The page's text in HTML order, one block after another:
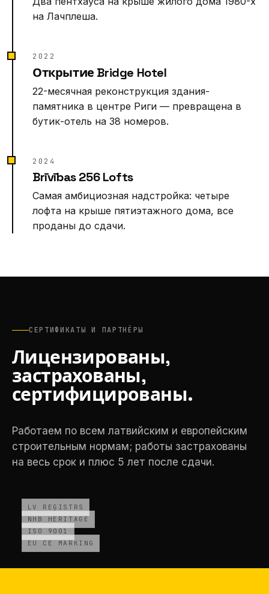
на Лачплеша.
2022
Открытие Bridge Hotel
22-месячная реконструкция здания-
памятника в центре Риги — превращена в
бутик-отель на 38 номеров.
2024
Brīvības 256 Lofts
Самая амбициозная надстройка: четыре
лофта на крыше пятиэтажного дома, все
проданы до сдачи.
СЕРТИФИКАТЫ И ПАРТНЁРЫ
Лицензированы,
застрахованы,
сертифицированы.
Работаем по всем латвийским и европейским
строительным нормам; работы застрахованы
на весь срок и плюс 5 лет после сдачи.